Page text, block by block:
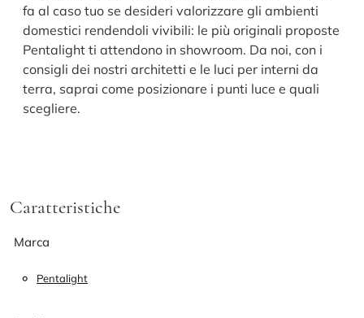
fa al caso tuo se desideri valorizzare gli ambienti
domestici rendendoli vivibili: le più originali proposte
Pentalight ti attendono in showroom. Da noi, con i
consigli dei nostri architetti e le luci per interni da
terra, saprai come posizionare i punti luce e quali
scegliere.
Caratteristiche
Marca
Pentalight